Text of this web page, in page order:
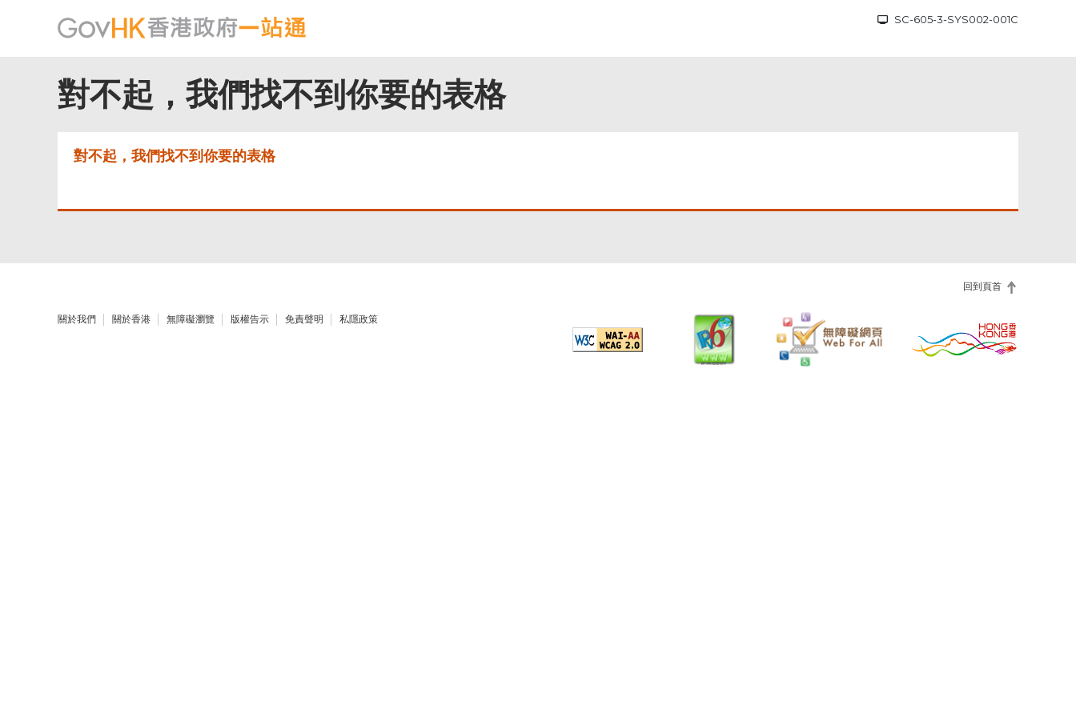
SC-605-3-SYS002-001C
對不起，我們找不到你要的表格
對不起，我們找不到你要的表格
回到頁首
關於我們 關於香港 無障礙瀏覽 版權告示 免責聲明 私隱政策